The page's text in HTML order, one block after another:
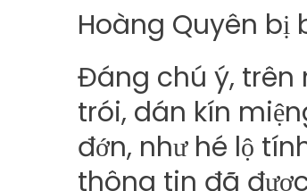
Hoàng Quyên bị
Đáng chú ý, trên
trói, dán kín
đớn, như hé lộ
thông tin đã